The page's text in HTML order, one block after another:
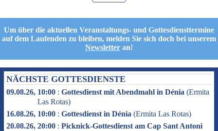
Um über die aktuellen Veranstaltungs- und Gottesdiensttermine
auf dem Laufenden zu bleiben, melden Sie sich doch bei unserem
Newsletter an!
NÄCHSTE GOTTESDIENSTE
09.08.26, 10:00 : Gottesdienst mit Abendmahl in Dénia (Ermita
Las Rotas)
16.08.26, 10:00 : Gottesdienst in Dénia (Ermita Las Rotas)
20.08.26, 20:00 : Picknick-Gottesdienst am Cap Sant Antoni